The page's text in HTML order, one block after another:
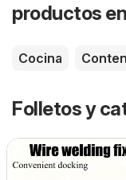
productos
Cocina
Folletos y